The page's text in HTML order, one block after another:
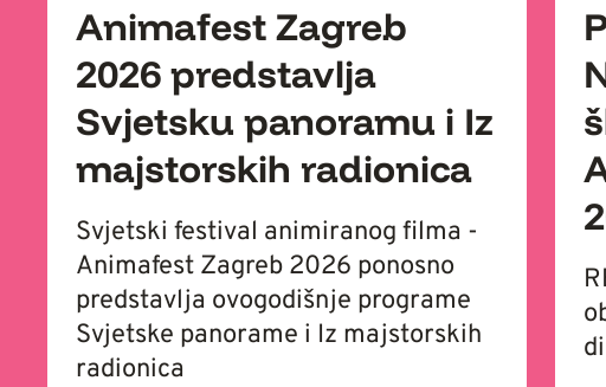
Animafest Zagreb
2026 predstavlja
Svjetsku panoramu i Iz
majstorskih radionica
Svjetski festival animiranog filma -
Animafest Zagreb 2026 ponosno
predstavlja ovogodišnje programe
Svjetske panorame i Iz majstorskih
radionica